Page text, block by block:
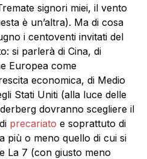
signori miei, il vento
è un’altra). Ma di cosa
i centoventi invitati del
si parlerà di Cina, di
Europea come
economica, di Medio
Stati Uniti (alla luce delle
dovranno scegliere il
precariato e soprattuto di
più o meno quello di cui si
La 7 (con giusto meno